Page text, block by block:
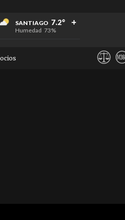
SANTIAGO 7.2°
Humedad 73%
+
+
+